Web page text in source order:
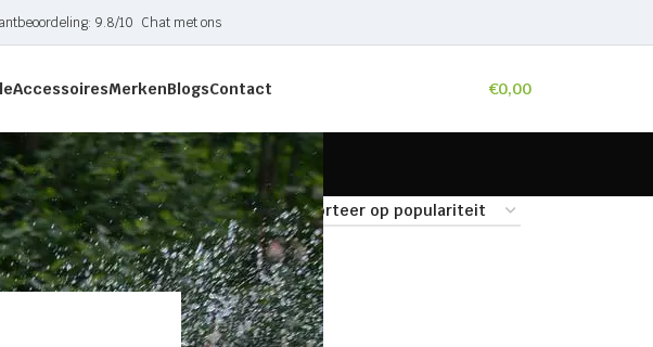
9.8/10 Chat met ons
AccessoiresMerkenBlogsContact €0,00
Toon 9 24 36